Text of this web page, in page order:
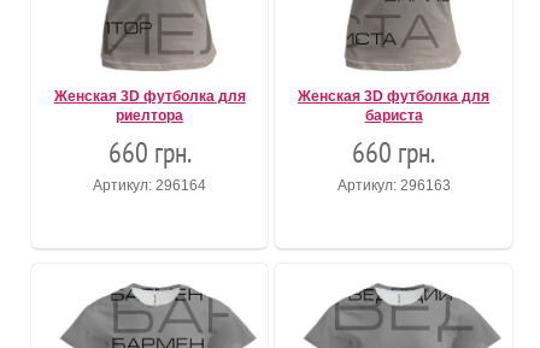
Женская 3D футболка для
риелтора
660 грн.
Артикул: 296164
Женская 3D футболка для
бариста
660 грн.
Артикул: 296163